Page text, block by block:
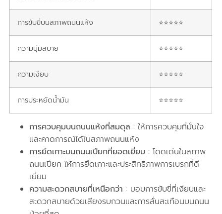
การขับขี่บนสภาพถนนแห้ง ⭐⭐⭐⭐⭐
ความนุ่มสบาย ⭐⭐⭐⭐⭐
ความเงียบ ⭐⭐⭐⭐⭐
การประหยัดน้ำมัน ⭐⭐⭐⭐⭐
การควบคุมบนถนนแห้งที่สมดุล : ให้การควบคุมที่มั่นใจ
และคาดการณ์ได้ในสภาพถนนแห้ง
การยึดเกาะบนถนนเปียกที่ยอดเยี่ยม : โดดเด่นในสภาพ
ถนนเปียก ให้การยึดเกาะและประสิทธิภาพการเบรกที่ดี
เยี่ยม
ความสะดวกสบายที่เหนือกว่า : มอบการขับขี่ที่เงียบและ
สะดวกสบายด้วยเสียงรบกวนและการสั่นสะเทือนบนถนน